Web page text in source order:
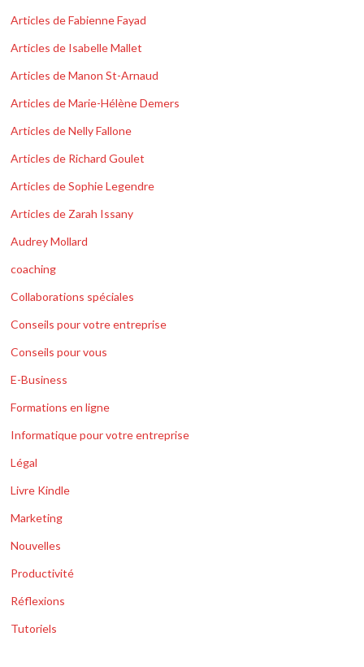
Articles de Fabienne Fayad
Articles de Isabelle Mallet
Articles de Manon St-Arnaud
Articles de Marie-Hélène Demers
Articles de Nelly Fallone
Articles de Richard Goulet
Articles de Sophie Legendre
Articles de Zarah Issany
Audrey Mollard
coaching
Collaborations spéciales
Conseils pour votre entreprise
Conseils pour vous
E-Business
Formations en ligne
Informatique pour votre entreprise
Légal
Livre Kindle
Marketing
Nouvelles
Productivité
Réflexions
Tutoriels